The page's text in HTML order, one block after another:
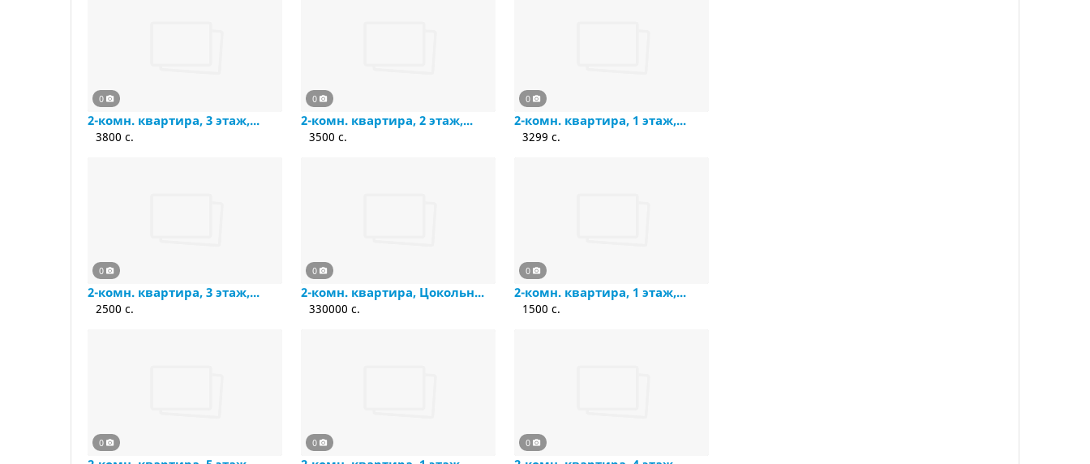
0
2-комн. квартира, 3 этаж,...
3800 c.
0
2-комн. квартира, 2 этаж,...
3500 c.
0
2-комн. квартира, 1 этаж,...
3299 c.
0
2-комн. квартира, 3 этаж,...
2500 c.
0
2-комн. квартира, Цокольн...
330000 c.
0
2-комн. квартира, 1 этаж,...
1500 c.
0 0 0